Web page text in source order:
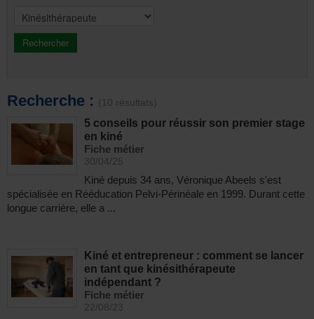
Recherche : (10 résultats)
5 conseils pour réussir son premier stage
en kiné
Fiche métier
30/04/25
Kiné depuis 34 ans, Véronique Abeels s'est
spécialisée en Rééducation Pelvi-Périnéale en 1999. Durant cette
longue carrière, elle a ...
Kiné et entrepreneur : comment se lancer
en tant que kinésithérapeute
indépendant ?
Fiche métier
22/08/23